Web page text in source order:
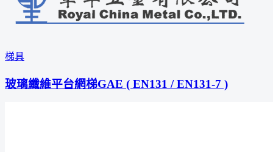
梯具
玻璃纖維平台網梯GAE ( EN131 / EN131-7 )